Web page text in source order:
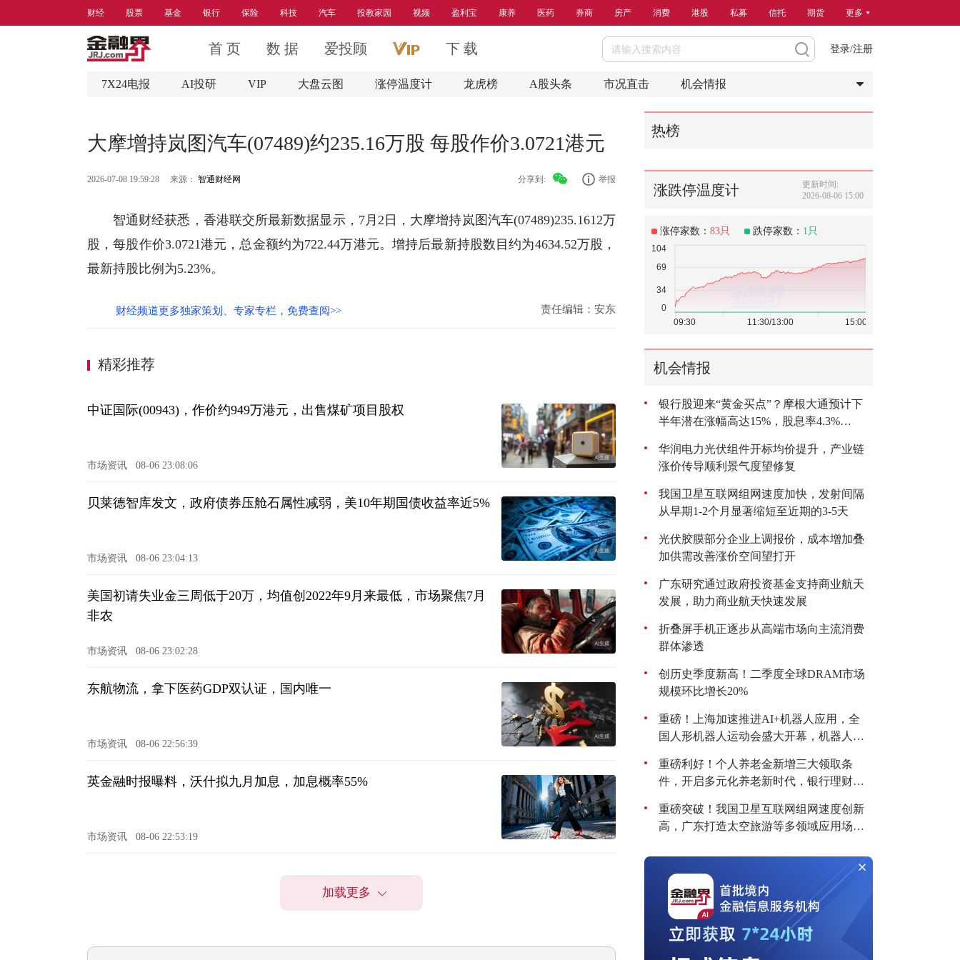
财经 股票 基金 银行 保险 科技 汽车 投教家园 视频 盈利宝 康养 医药 券商 房产 消费 港股 私募 信托 期货 更多
首 页 数 据 爱投顾 下 载 登录/注册
7X24电报 AI投研 VIP 大盘云图 涨停温度计 龙虎榜 A股头条 市况直击 机会情报
大摩增持岚图汽车(07489)约235.16万股 每股作价3.0721港元
2026-07-08 19:59:28 来源： 智通财经网 分享到: 举报
智通财经获悉，香港联交所最新数据显示，7月2日，大摩增持岚图汽车(07489)235.1612万
股，每股作价3.0721港元，总金额约为722.44万港元。增持后最新持股数目约为4634.52万股，
最新持股比例为5.23%。
财经频道更多独家策划、专家专栏，免费查阅>> 责任编辑：安东
精彩推荐
中证国际(00943)，作价约949万港元，出售煤矿项目股权
市场资讯 08-06 23:08:06
贝莱德智库发文，政府债券压舱石属性减弱，美10年期国债收益率近5%
市场资讯 08-06 23:04:13
美国初请失业金三周低于20万，均值创2022年9月来最低，市场聚焦7月
非农
市场资讯 08-06 23:02:28
东航物流，拿下医药GDP双认证，国内唯一
市场资讯 08-06 22:56:39
英金融时报曝料，沃什拟九月加息，加息概率55%
市场资讯 08-06 22:53:19
加载更多
热榜
涨跌停温度计
更新时间:
2026-08-06 15:00
涨停家数： 83只 跌停家数： 1只
机会情报
银行股迎来“黄金买点”？摩根大通预计下
半年潜在涨幅高达15%，股息率4.3%
华润电力光伏组件开标均价提升，产业链
涨价传导顺利景气度望修复
我国卫星互联网组网速度加快，发射间隔
从早期1-2个月显著缩短至近期的3-5天
光伏胶膜部分企业上调报价，成本增加叠
加供需改善涨价空间望打开
广东研究通过政府投资基金支持商业航天
发展，助力商业航天快速发展
折叠屏手机正逐步从高端市场向主流消费
群体渗透
创历史季度新高！二季度全球DRAM市场
规模环比增长20%
重磅！上海加速推进AI+机器人应用，全
国人形机器人运动会盛大开幕，机器人板
重磅利好！个人养老金新增三大领取条
件，开启多元化养老新时代，银行理财产
重磅突破！我国卫星互联网组网速度创新
高，广东打造太空旅游等多领域应用场